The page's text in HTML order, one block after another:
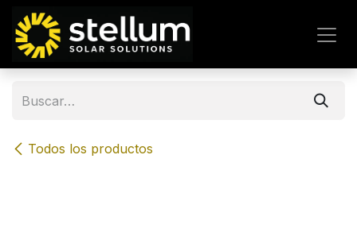
Todos los productos